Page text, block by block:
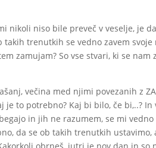
nikoli niso bile preveč v veselje, je
takih trenutkih se vedno zavem
zamujam? So vse stvari, ki se nam
večina med njimi povezanih z
je to potrebno? Kaj bi bilo, če bi,..?
in jih ne razumem, se mi
da se ob takih trenutkih ustavimo,